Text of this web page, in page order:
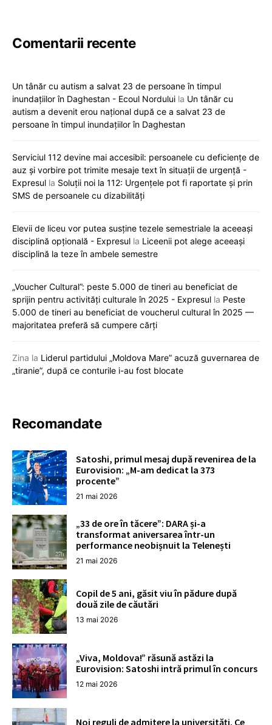
Comentarii recente
Un tânăr cu autism a salvat 23 de persoane în timpul
inundațiilor în Daghestan - Ecoul Nordului la Un tânăr cu
autism a devenit erou național după ce a salvat 23 de
persoane în timpul inundațiilor în Daghestan
Serviciul 112 devine mai accesibil: persoanele cu deficiențe de
auz și vorbire pot trimite mesaje text în situații de urgență -
Expresul la Soluții noi la 112: Urgențele pot fi raportate și prin
SMS de persoanele cu dizabilități
Elevii de liceu vor putea susține tezele semestriale la aceeași
disciplină opțională - Expresul la Liceenii pot alege aceeași
disciplină la teze în ambele semestre
„Voucher Cultural”: peste 5.000 de tineri au beneficiat de
sprijin pentru activități culturale în 2025 - Expresul la Peste
5.000 de tineri au beneficiat de voucherul cultural în 2025 —
majoritatea preferă să cumpere cărți
Zina la Liderul partidului „Moldova Mare” acuză guvernarea de
„tiranie”, după ce conturile i-au fost blocate
Recomandate
Satoshi, primul mesaj după revenirea de la
Eurovision: „M-am dedicat la 373
procente”
21 mai 2026
„33 de ore în tăcere”: DARA și-a
transformat aniversarea într-un
performance neobișnuit la Telenești
21 mai 2026
Copil de 5 ani, găsit viu în pădure după
două zile de căutări
13 mai 2026
„Viva, Moldova!” răsună astăzi la
Eurovision: Satoshi intră primul în concurs
12 mai 2026
Noi reguli de admitere la universități. Ce